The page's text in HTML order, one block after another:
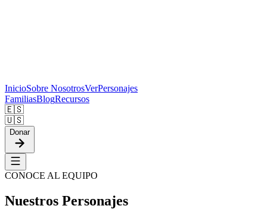
InicioSobre NosotrosVerPersonajes
FamiliasBlogRecursos
🇪🇸
🇺🇸
Donar
CONOCE AL EQUIPO
Nuestros Personajes